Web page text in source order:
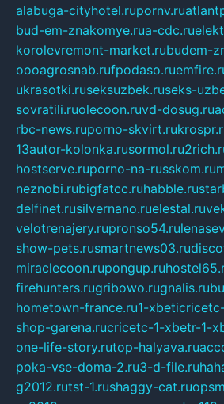
alabuga-cityhotel.rupornv.ru
bud-em-znakomye.rua-cdc.ru
korolevremont-market.rubudem-
oooagrosnab.rufpodaso.ru
ukrasotki.ruseksuzbek.ruseks-
sovratili.ruolecoon.ruvd-dosug.ru
rbc-news.ruporno-skvirt.ru
13autor-kolonka.rusormol.ru
hostserve.ruporno-na-russkom.ru
neznobi.rubigfatcc.ruhabble.ru
delfinet.rusilvernano.ruelestal.ru
velotrenajery.rupronso54.ru
show-pets.rusmartnews03.ru
miraclecoon.rupongup.ru
firehunters.rugribowo.rugnalis.ru
hometown-france.ru1-
shop-garena.rucricetc-1-xbetr-1-
one-life-story.rutop-halyava.ru
poka-vse-doma-2.ru3-d-file.ru
g2012.rutst-1.rushaggy-cat.ru